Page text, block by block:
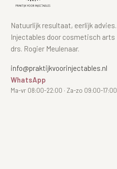
Natuurlijk resultaat, eerlijk advies.
Injectables door cosmetisch arts
drs. Rogier Meulenaar.
info@praktijkvoorinjectables.nl
WhatsApp
Ma-vr 08:00-22:00 · Za-zo 09:00-17:00